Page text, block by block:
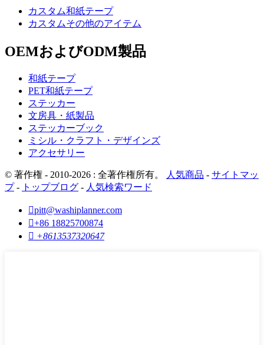
カスタム和紙テープ
カスタムその他のアイテム
OEMおよびODM製品
和紙テープ
PET和紙テープ
ステッカー
文房具・紙製品
ステッカーブック
ミシル・クラフト・デザインズ
アクセサリー
© 著作権 - 2010-2026 : 全著作権所有。 人気商品 - サイトマッ
プ- トップブログ - 人気検索ワード
pitt@washiplanner.com
+86 18825700874
 +8613537320647